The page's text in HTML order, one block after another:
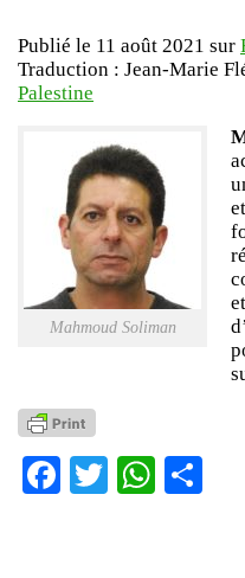
Publié le 11 août 2021 sur
Traduction : Jean-Marie
Palestine
Mahmoud Soliman
Facebook
Twitter